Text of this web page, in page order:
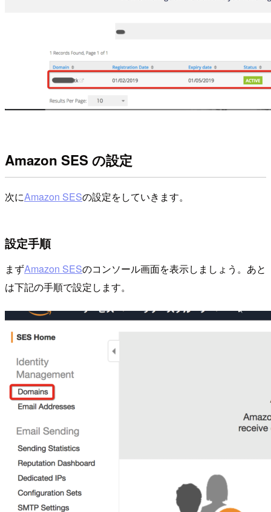
Amazon SES の設定
次にAmazon SESの設定をしていきます。
設定手順
まずAmazon SESのコンソール画面を表示しましょう。あと
は下記の手順で設定します。